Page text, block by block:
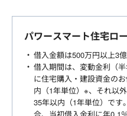
パワースマート住宅ロ
借入金額は500万円以上3
借入期間は、変動金利（
に住宅購入・建設資金の
内（1年単位）※、それ以
35年以内（1年単位）で